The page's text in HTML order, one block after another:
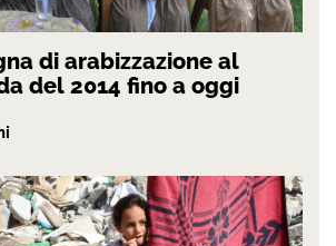
di arabizzazione al
del 2014 fino a oggi